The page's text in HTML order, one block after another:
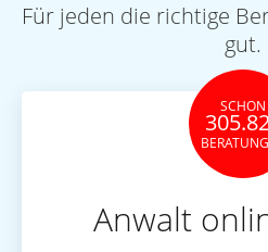
Für jeden die richtige
gut.
SCHON
Anwalt